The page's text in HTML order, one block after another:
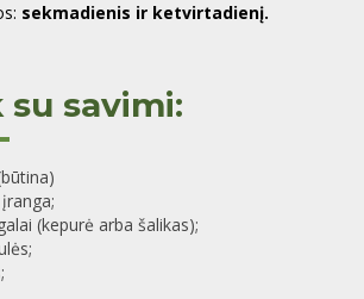
sekmadienis ir ketvirtadienį.
su savimi:
(kepurė arba šalikas);